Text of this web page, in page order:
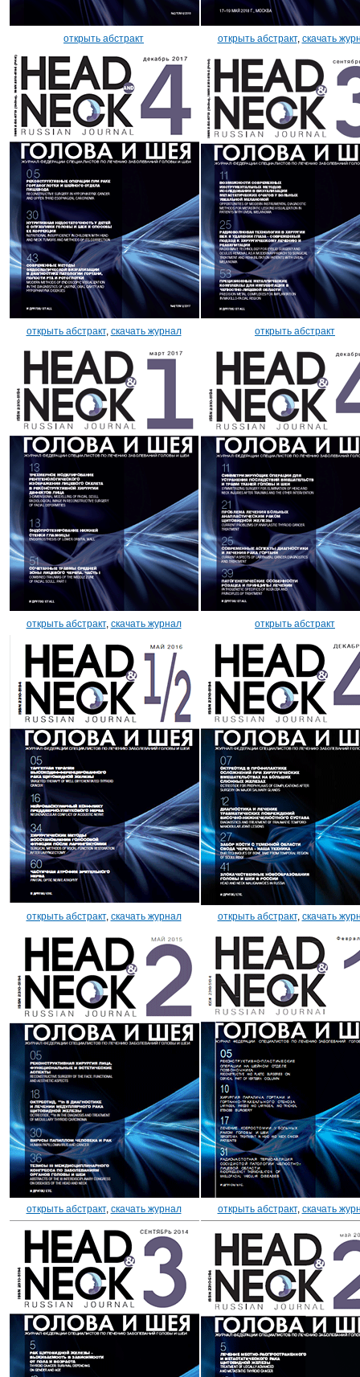
открыть абстракт открыть абстракт, скачать
открыть абстракт, скачать журнал открыть абстракт
открыть абстракт, скачать журнал открыть абстракт
открыть абстракт, скачать журнал открыть абстракт, скачать
открыть абстракт, скачать журнал открыть абстракт, скачать